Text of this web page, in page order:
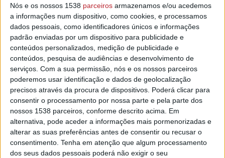
Nós e os nossos 1538 parceiros armazenamos e/ou acedemos
a informações num dispositivo, como cookies, e processamos
dados pessoais, como identificadores únicos e informações
padrão enviadas por um dispositivo para publicidade e
conteúdos personalizados, medição de publicidade e
conteúdos, pesquisa de audiências e desenvolvimento de
serviços. Com a sua permissão, nós e os nossos parceiros
poderemos usar identificação e dados de geolocalização
precisos através da procura de dispositivos. Poderá clicar para
consentir o processamento por nossa parte e pela parte dos
nossos 1538 parceiros, conforme descrito acima. Em
alternativa, pode aceder a informações mais pormenorizadas e
alterar as suas preferências antes de consentir ou recusar o
consentimento. Tenha em atenção que algum processamento
dos seus dados pessoais poderá não exigir o seu
grandes penalidades.
No final foi Jocel, capitão da equipa mourisquense, a
levantar, pela primeira vez na história do clube e da
freguesia, a taça de campeão da Liga 2 ou Liga de
Reconhecimento do INATEL.
Marco Cadete, diretor desportivo Os Esparteiros